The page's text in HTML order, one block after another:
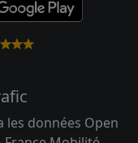
données Open